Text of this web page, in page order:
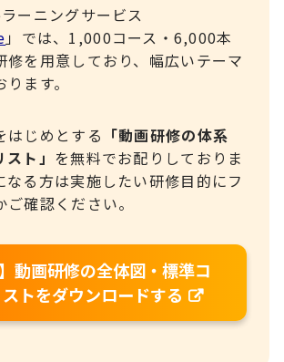
ーニングサービス
」では、1,000コース・6,000本
修を用意しており、幅広いテーマ
ます。
はじめとする 「動画研修の体系
ト」 を無料でお配りしておりま
なる方は実施したい研修目的にフ
確認ください。
】動画研修の全体図・標準コ
トをダウンロードする